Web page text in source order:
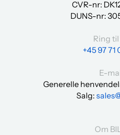
CVR-nr:
DUNS-nr:
Ring til
+45 97 71
E-
Generelle
Salg:
Om